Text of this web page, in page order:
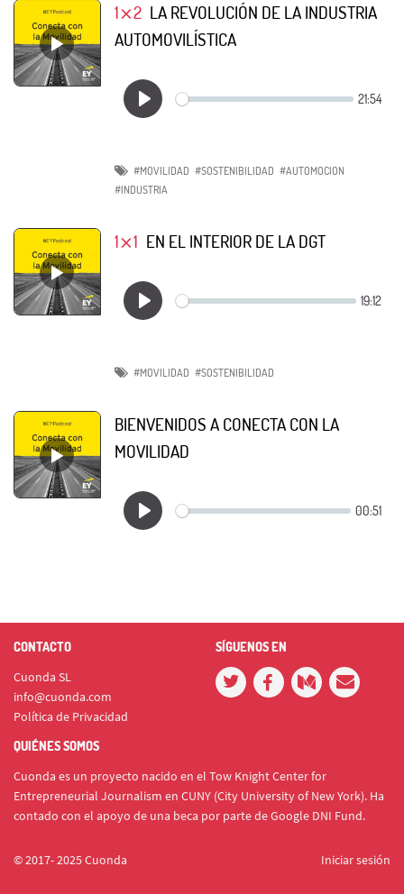
1⨯2 LA REVOLUCIÓN DE LA INDUSTRIA
AUTOMOVILÍSTICA
#MOVILIDAD #SOSTENIBILIDAD #AUTOMOCION
#INDUSTRIA
1⨯1 EN EL INTERIOR DE LA DGT
#MOVILIDAD #SOSTENIBILIDAD
BIENVENIDOS A CONECTA CON LA
MOVILIDAD
CONTACTO
Cuonda SL
info@cuonda.com
Política de Privacidad
SÍGUENOS EN
QUIÉNES SOMOS
Cuonda es un proyecto nacido en el Tow Knight Center for
Entrepreneurial Journalism en CUNY (City University of New York). Ha
contado con el apoyo de una beca por parte de Google DNI Fund.
© 2017- 2025 Cuonda Iniciar sesión